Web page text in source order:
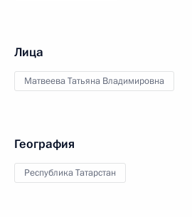
Лица
Матвеева Татьяна Владимировна
География
Республика Татарстан